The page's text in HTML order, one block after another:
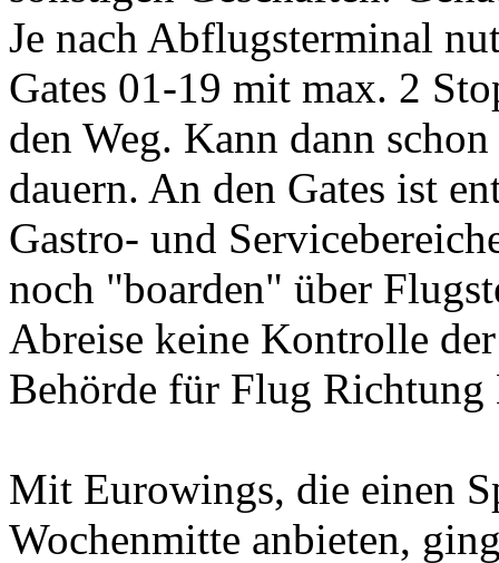
Je nach Abflugsterminal
Gates 01-19 mit max. 2
den Weg. Kann dann
dauern. An den Gates ist
Gastro- und
noch "boarden" über
Abreise keine Kontrolle
Behörde für Flug Richtung
Mit Eurowings, die einen
Wochenmitte anbieten,